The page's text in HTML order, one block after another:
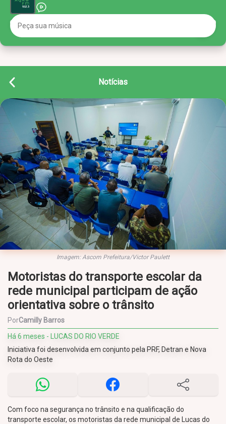
Notícias
Imagem: Ascom Prefeitura/Victor Paulett
Motoristas do transporte escolar da
rede municipal participam de ação
orientativa sobre o trânsito
PorCamilly Barros
Há 6 meses - LUCAS DO RIO VERDE
Iniciativa foi desenvolvida em conjunto pela PRF, Detran e Nova
Rota do Oeste
Com foco na segurança no trânsito e na qualificação do
transporte escolar, os motoristas da rede municipal de Lucas do